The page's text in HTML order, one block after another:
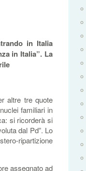
in Italia
in Italia”. La
altre tre quote
familiari in
si ricorderà si
dal Pd”. Lo
ripartizione
assegnato ad